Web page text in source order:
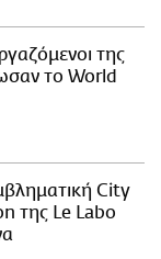
της
το World
City
της Le Labo